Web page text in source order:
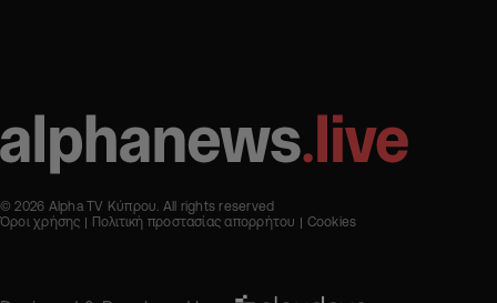
© 2026 Alpha TV Κύπρου. All rights reserved
Όροι χρήσης
Πολιτική προστασίας απορρήτου Cookies